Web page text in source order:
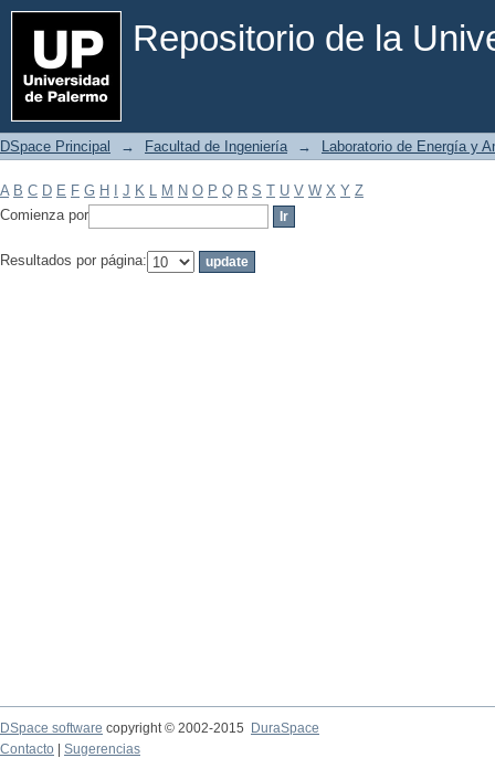
Repositorio de la
Filtrar por: Materia
DSpace Principal → Facultad de Ingeniería → Laboratorio de Energía y
A B C D E F G H J K L M N O P Q R S T U V W X Y Z
Comienza por
Resultados por página:
DSpace software copyright © 2002-2015
DuraSpace
Contacto
Sugerencias